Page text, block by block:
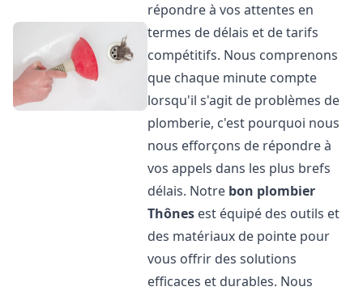
répondre à vos attentes en
termes de délais et de tarifs
compétitifs. Nous comprenons
que chaque minute compte
lorsqu'il s'agit de problèmes de
plomberie, c'est pourquoi nous
nous efforçons de répondre à
vos appels dans les plus brefs
délais. Notre bon plombier
Thônes est équipé des outils et
des matériaux de pointe pour
vous offrir des solutions
efficaces et durables. Nous